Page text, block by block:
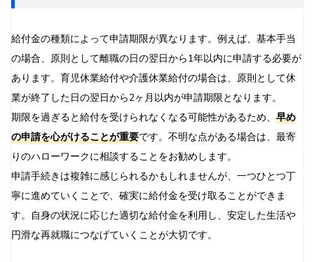
給付金の種類によって申請期限が異なります。例えば、基本手当
の場合、原則として離職の日の翌日から1年以内に申請する必要が
あります。育児休業給付や介護休業給付の場合は、原則として休
業が終了した日の翌日から2ヶ月以内が申請期限となります。
期限を過ぎると給付を受けられなくなる可能性があるため、 早め
の申請を心がけることが重要です。不明な点がある場合は、最寄
りのハローワークに相談することをお勧めします。
申請手続きは複雑に感じられるかもしれませんが、一つひとつ丁
寧に進めていくことで、確実に給付金を受け取ることができま
す。自身の状況に応じた適切な給付金を利用し、安定した生活や
円滑な再就職につなげていくことが大切です。